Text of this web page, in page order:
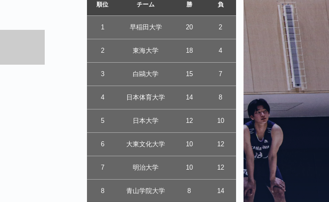
順位 チーム 勝 負
1 早稲田大学 20 2
2 東海大学 18 4
3 白鷗大学 15 7
4 日本体育大学 14 8
5 日本大学 12 10
6 大東文化大学 10 12
7 明治大学 10 12
8 青山学院大学 8 14